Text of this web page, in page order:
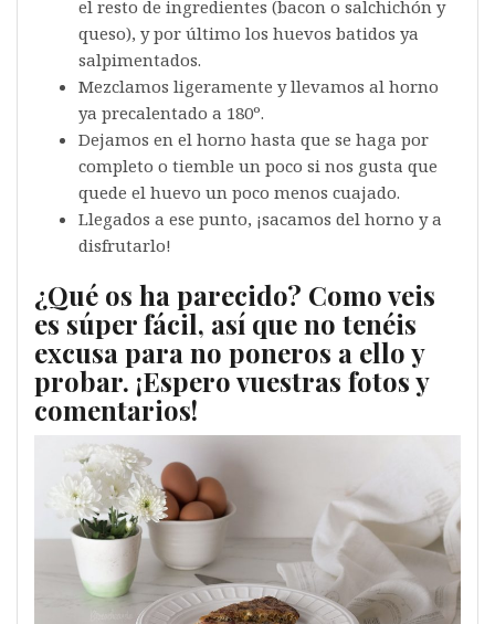
el resto de ingredientes (bacon o salchichón y
queso), y por último los huevos batidos ya
salpimentados.
Mezclamos ligeramente y llevamos al horno
ya precalentado a 180º.
Dejamos en el horno hasta que se haga por
completo o tiemble un poco si nos gusta que
quede el huevo un poco menos cuajado.
Llegados a ese punto, ¡sacamos del horno y a
disfrutarlo!
¿Qué os ha parecido? Como veis
es súper fácil, así que no tenéis
excusa para no poneros a ello y
probar. ¡Espero vuestras fotos y
comentarios!